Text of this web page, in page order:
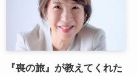
『喪の旅』が教えてくれた